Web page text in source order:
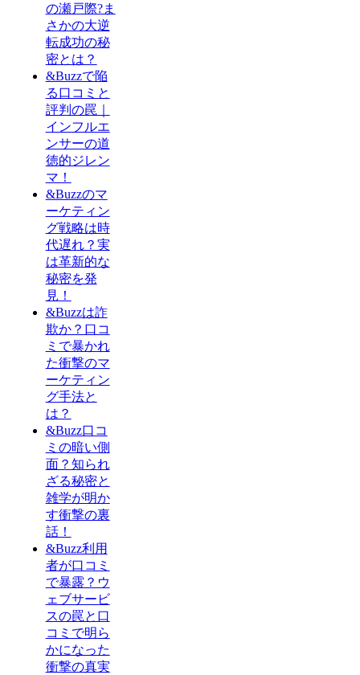
の瀬戸際?ま
さかの大逆
転成功の秘
密とは？
&Buzzで陥
る口コミと
評判の罠｜
インフルエ
ンサーの道
徳的ジレン
マ！
&Buzzのマ
ーケティン
グ戦略は時
代遅れ？実
は革新的な
秘密を発
見！
&Buzzは詐
欺か？口コ
ミで暴かれ
た衝撃のマ
ーケティン
グ手法と
は？
&Buzz口コ
ミの暗い側
面？知られ
ざる秘密と
雑学が明か
す衝撃の裏
話！
&Buzz利用
者が口コミ
で暴露？ウ
ェブサービ
スの罠と口
コミで明ら
かになった
衝撃の真実